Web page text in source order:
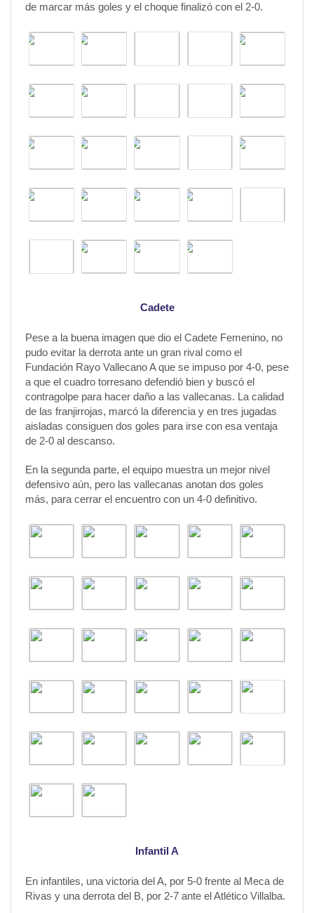
de marcar más goles y el choque finalizó con el 2-0.
Cadete
Pese a la buena imagen que dio el Cadete Femenino, no
pudo evitar la derrota ante un gran rival como el
Fundación Rayo Vallecano A que se impuso por 4-0, pese
a que el cuadro torresano defendió bien y buscó el
contragolpe para hacer daño a las vallecanas. La calidad
de las franjirrojas, marcó la diferencia y en tres jugadas
aisladas consiguen dos goles para irse con esa ventaja
de 2-0 al descanso.
En la segunda parte, el equipo muestra un mejor nivel
defensivo aún, pero las vallecanas anotan dos goles
más, para cerrar el encuentro con un 4-0 definitivo.
Infantil A
En infantiles, una victoria del A, por 5-0 frente al Meca de
Rivas y una derrota del B, por 2-7 ante el Atlético Villalba.